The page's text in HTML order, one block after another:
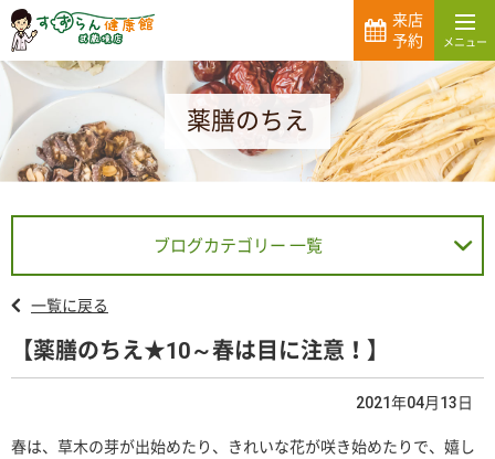
来店
予約
薬膳のちえ
ブログカテゴリー 一覧
一覧に戻る
【薬膳のちえ★10～春は目に注意！】
2021年04月13日
春は、草木の芽が出始めたり、きれいな花が咲き始めたりで、嬉し